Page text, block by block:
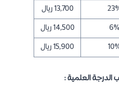
13,700 ريال
14,500 ريال
15,900 ريال
العلمية :